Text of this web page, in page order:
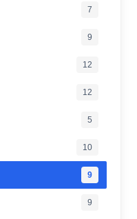
7
9
12
12
5
10
9
9